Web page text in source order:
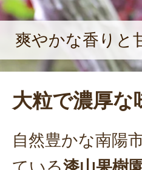
った』の声が原
だった。
爽やかな香りと
大粒で濃厚
自然豊かな南陽市